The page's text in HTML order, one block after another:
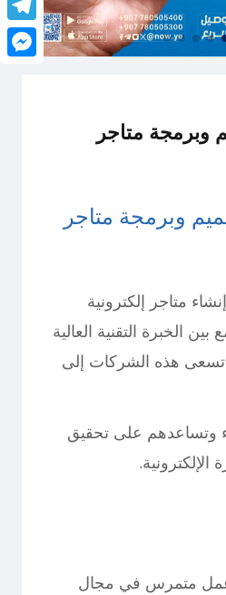
متاجر
وبرمجة متاجر
متاجر إلكترونية
الخبرة التقنية العالية
تسعى هذه الشركات إلى
وتساعدهم على تحقيق
الإلكترونية.
متمرس في مجال